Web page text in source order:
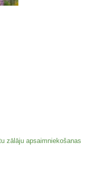
zālāju apsaimniekošanas